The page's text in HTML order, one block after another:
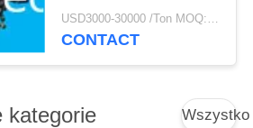
biegów
USD3000-30000 /Ton MOQ:1 KG
CONTACT
kategorie Wszystko